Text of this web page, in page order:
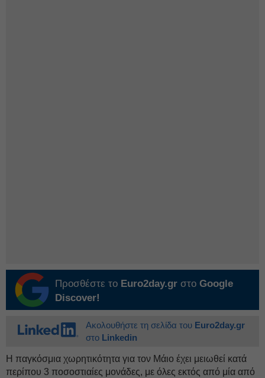
Προσθέστε το Euro2day.gr στο Google
Discover!
Ακολουθήστε τη σελίδα του Euro2day.gr
στο Linkedin
Η παγκόσμια χωρητικότητα για τον Μάιο έχει μειωθεί κατά
περίπου 3 ποσοστιαίες μονάδες, με όλες εκτός από μία από